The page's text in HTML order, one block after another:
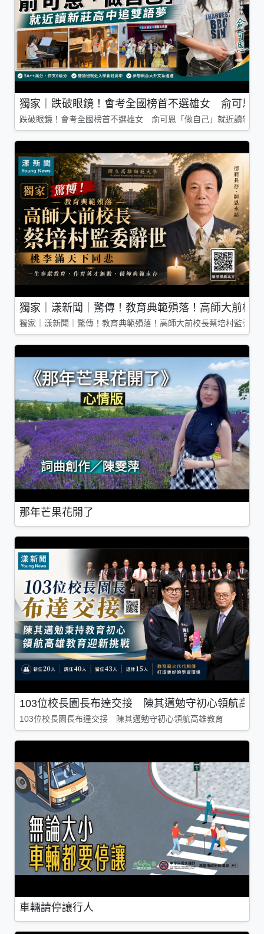
獨家｜跌破眼鏡！會考全國榜首不選雄女 俞可恩
跌破眼鏡！會考全國榜首不選雄女 俞可恩「做自己」就近讀新莊
獨家｜漾新聞｜驚傳！教育典範殞落！高師大前校
獨家｜漾新聞｜驚傳！教育典範殞落！高師大前校長蔡培村監委
那年芒果花開了
103位校長園長布達交接 陳其邁勉守初心領航高雄
103位校長園長布達交接 陳其邁勉守初心領航高雄教育
車輛請停讓行人